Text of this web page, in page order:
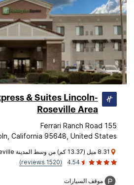
& Suites Lincoln-
Roseville Area
155 Ferrari Ranch Road
California 95648, United States
8.31 ميل (13.37 كم) من وسط المدينة Roseville
4.54
(1520 reviews)
موقف السيارات